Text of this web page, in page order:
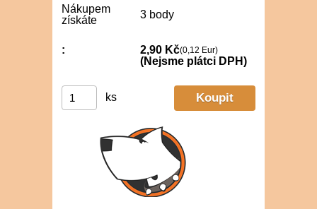
Nákupem
získáte
3 body
: 2,90 Kč(0,12 Eur)
(Nejsme plátci DPH)
ks